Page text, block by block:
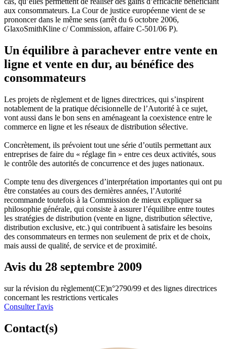
aux consommateurs. La Cour de justice européenne vient de se
prononcer dans le même sens (arrêt du 6 octobre 2006,
GlaxoSmithKline c/ Commission, affaire C-501/06 P).
Un équilibre à parachever entre vente en
ligne et vente en dur, au bénéfice des
consommateurs
Les projets de règlement et de lignes directrices, qui s’inspirent
notablement de la pratique décisionnelle de l’Autorité à ce sujet,
vont aussi dans le bon sens en aménageant la coexistence entre le
commerce en ligne et les réseaux de distribution sélective.
Concrètement, ils prévoient tout une série d’outils permettant aux
entreprises de faire du « réglage fin » entre ces deux activités, sous
le contrôle des autorités de concurrence et des juges nationaux.
Compte tenu des divergences d’interprétation importantes qui ont pu
être constatées au cours des dernières années, l’Autorité
recommande toutefois à la Commission de mieux expliquer sa
philosophie générale, qui consiste à assurer l’équilibre entre toutes
les stratégies de distribution (vente en ligne, distribution sélective,
distribution exclusive, etc.) qui contribuent à satisfaire les besoins
des consommateurs en termes non seulement de prix et de choix,
mais aussi de qualité, de service et de proximité.
Avis du 28 septembre 2009
sur la révision du règlement(CE)n°2790/99 et des lignes directrices
concernant les restrictions verticales
Consulter l'avis
Contact(s)